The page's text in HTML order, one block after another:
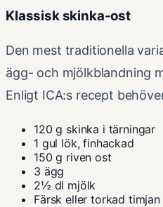
Klassisk skinka-ost
Den mest traditionella
ägg- och mjölkblandning
Enligt ICA:s recept
120 g skinka i tärningar
1 gul lök, finhackad
150 g riven ost
3 ägg
2½ dl mjölk
Färsk eller torkad timjan